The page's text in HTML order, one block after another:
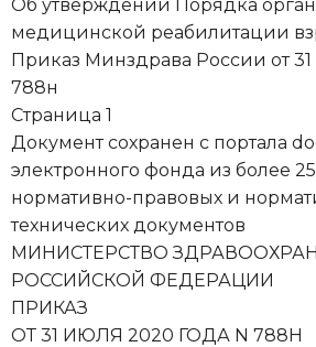
Об утверждении Порядка
медицинской реабилитации
Приказ Минздрава России от
788н
Страница 1
Документ сохранен с портала
электронного фонда из более
нормативно-правовых и
технических документов
МИНИСТЕРСТВО
РОССИЙСКОЙ ФЕДЕРАЦИИ
ПРИКАЗ
ОТ 31 ИЮЛЯ 2020 ГОДА N 788Н